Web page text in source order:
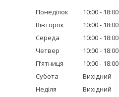
Понеділок 10:00
18:00
Вівторок
10:00
18:00
Середа
10:00
18:00
Четвер
10:00
18:00
Пʼятниця
10:00
18:00
Субота
Вихідний
Неділя
Вихідний